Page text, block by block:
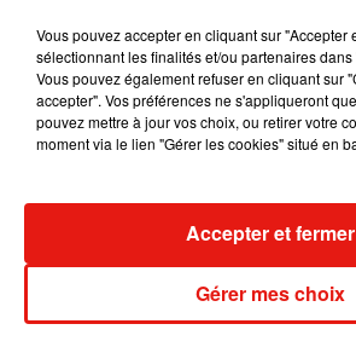
7 août 2026
Tayc et Didi B
dansant de l’année
7 août 2026
Angèle et Amélie
collaboration tant
Vous pouvez accepter en cliquant sur "Accepter
sélectionnant les finalités et/ou partenaires dans
Vous pouvez également refuser en cliquant sur
accepter". Vos préférences ne s'appliqueront
pouvez mettre à jour vos choix, ou retirer votre
moment via le lien "Gérer les cookies" situé en
Gérer mes choix
Accepter et fermer